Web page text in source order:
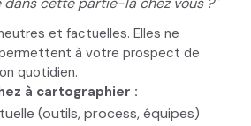
et factuelles. Elles ne
à votre prospect de
quotidien.
à cartographier :
(outils, process, équipes)